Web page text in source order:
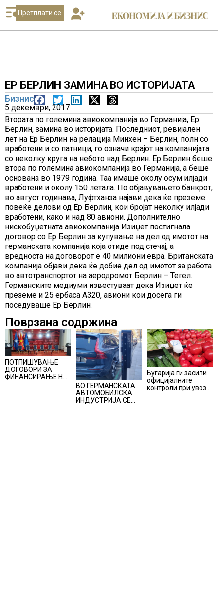
Претплати се
ЕР БЕРЛИН ЗАМИНА ВО ИСТОРИЈАТА
Бизнис
5 декември, 2017
Втората по големина авиокомпанија во Германија, Ер
Берлин, замина во историјата. Последниот, ревијален
лет на Ер Берлин на релација Минхен – Берлин, полн со
вработени и со патници, го означи крајот на компанијата
со неколку круга на небото над Берлин. Ер Берлин беше
втора по големина авиокомпанија во Германија, а беше
основана во 1979 година. Таа имаше околу осум илјади
вработени и околу 150 летала. По објавувањето банкрот,
во август годинава, Луфтханза најави дека ќе преземе
повеќе делови од Ер Берлин, кои бројат неколку илјади
вработени, како и над 80 авиони. Дополнително
нискобуџетната авиокомпанија Изиџет постигнала
договор со Ер Берлин за купување на дел од имотот на
германската компанија која отиде под стечај, а
вредноста на договорот е 40 милиони евра. Британската
компанија објави дека ќе добие дел од имотот за работа
во автотранспортот на аеродромот Берлин – Тегел.
Германските медиуми известуваат дека Изиџет ќе
преземе и 25 ербаса А320, авиони кои досега ги
поседуваше Ер Берлин.
Поврзана содржина
ПОТПИШУВАЊЕ
ДОГОВОРИ ЗА
ФИНАНСИРАЊЕ НА
ВО ГЕРМАНСКАТА
АВТОМОБИЛСКА
ИНДУСТРИЈА СЕ
Бугарија ги засили
официјалните
контроли при увоз